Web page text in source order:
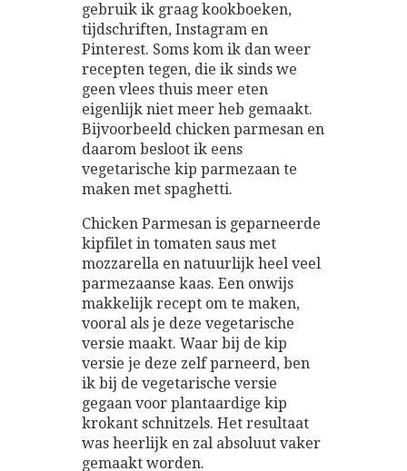
gebruik ik graag kookboeken,
tijdschriften, Instagram en
Pinterest. Soms kom ik dan weer
recepten tegen, die ik sinds we
geen vlees thuis meer eten
eigenlijk niet meer heb gemaakt.
Bijvoorbeeld chicken parmesan en
daarom besloot ik eens
vegetarische kip parmezaan te
maken met spaghetti.
Chicken Parmesan is geparneerde
kipfilet in tomaten saus met
mozzarella en natuurlijk heel veel
parmezaanse kaas. Een onwijs
makkelijk recept om te maken,
vooral als je deze vegetarische
versie maakt. Waar bij de kip
versie je deze zelf parneerd, ben
ik bij de vegetarische versie
gegaan voor plantaardige kip
krokant schnitzels. Het resultaat
was heerlijk en zal absoluut vaker
gemaakt worden.